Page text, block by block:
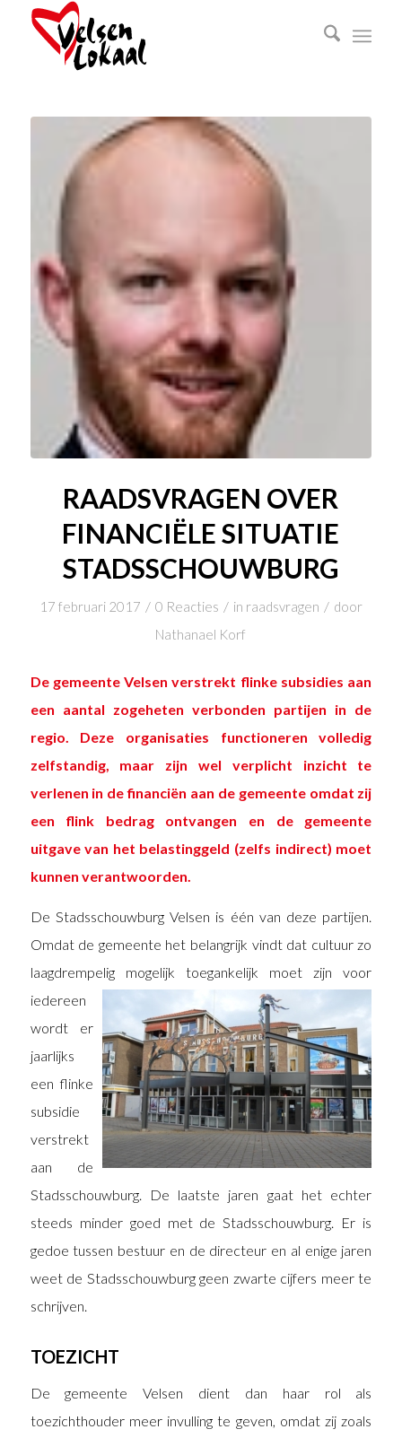
RAADSVRAGEN OVER
FINANCIËLE SITUATIE
STADSSCHOUWBURG
17 februari 2017 / 0 Reacties / in raadsvragen / door
Nathanael Korf
De gemeente Velsen verstrekt flinke subsidies aan
een aantal zogeheten verbonden partijen in de
regio. Deze organisaties functioneren volledig
zelfstandig, maar zijn wel verplicht inzicht te
verlenen in de financiën aan de gemeente omdat zij
een flink bedrag ontvangen en de gemeente
uitgave van het belastinggeld (zelfs indirect) moet
kunnen verantwoorden.
De Stadsschouwburg Velsen is één van deze partijen.
Omdat de gemeente het belangrijk vindt dat cultuur zo
laagdrempelig mogelijk toegankelijk moet zijn voor
iedereen
wordt er
jaarlijks
een flinke
subsidie
verstrekt
aan de
Stadsschouwburg. De laatste jaren gaat het echter
steeds minder goed met de Stadsschouwburg. Er is
gedoe tussen bestuur en de directeur en al enige jaren
weet de Stadsschouwburg geen zwarte cijfers meer te
schrijven.
TOEZICHT
De gemeente Velsen dient dan haar rol als
toezichthouder meer invulling te geven, omdat zij zoals